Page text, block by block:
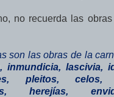
no recuerda las
son las obras de la
inmundicia, lascivia,
pleitos, celos,
herejías,